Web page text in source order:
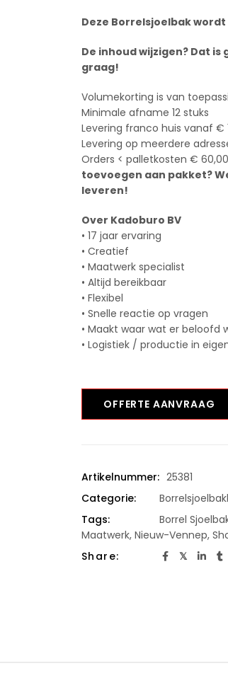
Deze Borrelsjoelbak
De inhoud wijzigen? Dat
graag!
Volumekorting is van
Minimale afname 12 stuks
Levering franco huis vanaf €
Levering op meerdere
Orders < palletkosten €
toevoegen aan pakket?
leveren!
Over Kadoburo BV
• 17 jaar ervaring
• Creatief
• Maatwerk specialist
• Altijd bereikbaar
• Flexibel
• Snelle reactie op vragen
• Maakt waar wat er beloofd
• Logistiek / productie in
OFFERTE AANVRAAG
Artikelnummer: 25381
Categorie:
Tags:
Borrel
Maatwerk, Nieuw-Vennep,
Share: